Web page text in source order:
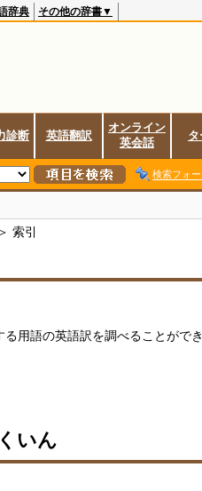
辞典 その他の辞書▼
診断 英語翻訳
オンライン
英会話
タ
検索フォ
＞ 索引
用語の英語訳を調べることができ
いん